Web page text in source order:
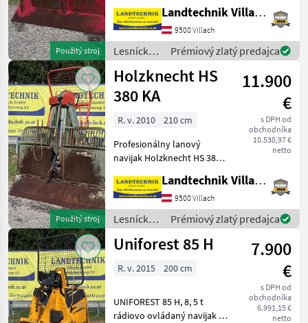
Použitý stroj
kladkou, plastové lano s
paralelnými hákmi, lanové
klzáky, závesné zariadenie,
šírka štítu
Landtechnik Villach GmbH
9500 Villach
Lesnícke a
drevárske
stroje /
Tajfun
Prémiový zlatý predajca
Použitý stroj
Holzknecht HS
380 KA
11.900
€
s DPH od
obchodníka
10.530,97 €
netto
R. v. 2010
210 cm
Profesionálny lanový
navijak Holzknecht HS 380
hydraulický. sklopná doska
210 cm, navíjacie kladky
nastaviteľné pomocou
hydraulického navíjaci
Landtechnik Villach GmbH
9500 Villach
Lesnícke a
drevárske
stroje /
Prémiový zlatý predajca
Uniforest 85 H
7.900
€
s DPH od
obchodníka
6.991,15 €
netto
R. v. 2015 200 cm
UNIFOREST 85 H, 8, 5 t
rádiovo ovládaný navijak s